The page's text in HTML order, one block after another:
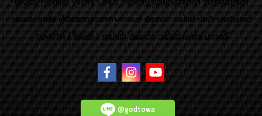
ของเเต่ง Alphard Vellfire Lexus Majesty ของเเต่งรถนำเข้า อุปกรณ์ตกแต่ง
ของแต่ง ชุดล้อ ผู้เชี่ยวชาญเฉพาะทางรถยนต์ อัลพาร์ด เวลไฟร์ นำเข้า ประดับยนต์
TOYOTA ( โตโยต้า ) รถนำเข้า อัลพาร์ด เวลไฟร์ เลกซัส มาเจสตี้
@godtowa